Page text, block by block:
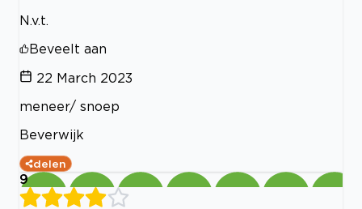
N.v.t.
Beveelt aan
22 March 2023
meneer/ snoep
Beverwijk
delen
9